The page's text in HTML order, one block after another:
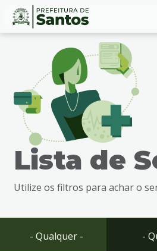
Ir
busca
Ir
Conteúdo
Lista de
Utilize os filtros para achar o
- Qualquer - -